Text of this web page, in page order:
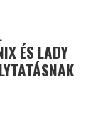
ÉS LADY